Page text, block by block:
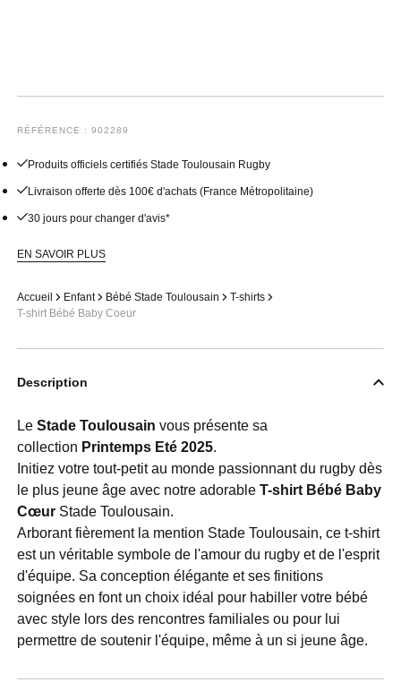
RÉFÉRENCE : 902289
Produits officiels certifiés Stade Toulousain Rugby
Livraison offerte dès 100€ d'achats (France Métropolitaine)
30 jours pour changer d'avis*
EN SAVOIR PLUS
Accueil Enfant Bébé Stade Toulousain
T-shirts
T-shirt Bébé Baby Coeur
Description
Le Stade Toulousain vous présente sa
collection Printemps Eté 2025.
Initiez votre tout-petit au monde passionnant du rugby dès
le plus jeune âge avec notre adorable T-shirt Bébé Baby
Cœur Stade Toulousain.
Arborant fièrement la mention Stade Toulousain, ce t-shirt
est un véritable symbole de l'amour du rugby et de l'esprit
d'équipe. Sa conception élégante et ses finitions
soignées en font un choix idéal pour habiller votre bébé
avec style lors des rencontres familiales ou pour lui
permettre de soutenir l'équipe, même à un si jeune âge.